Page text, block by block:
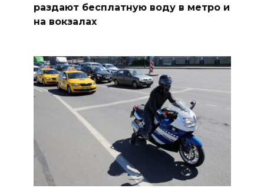
раздают бесплатную воду в метро и
на вокзалах